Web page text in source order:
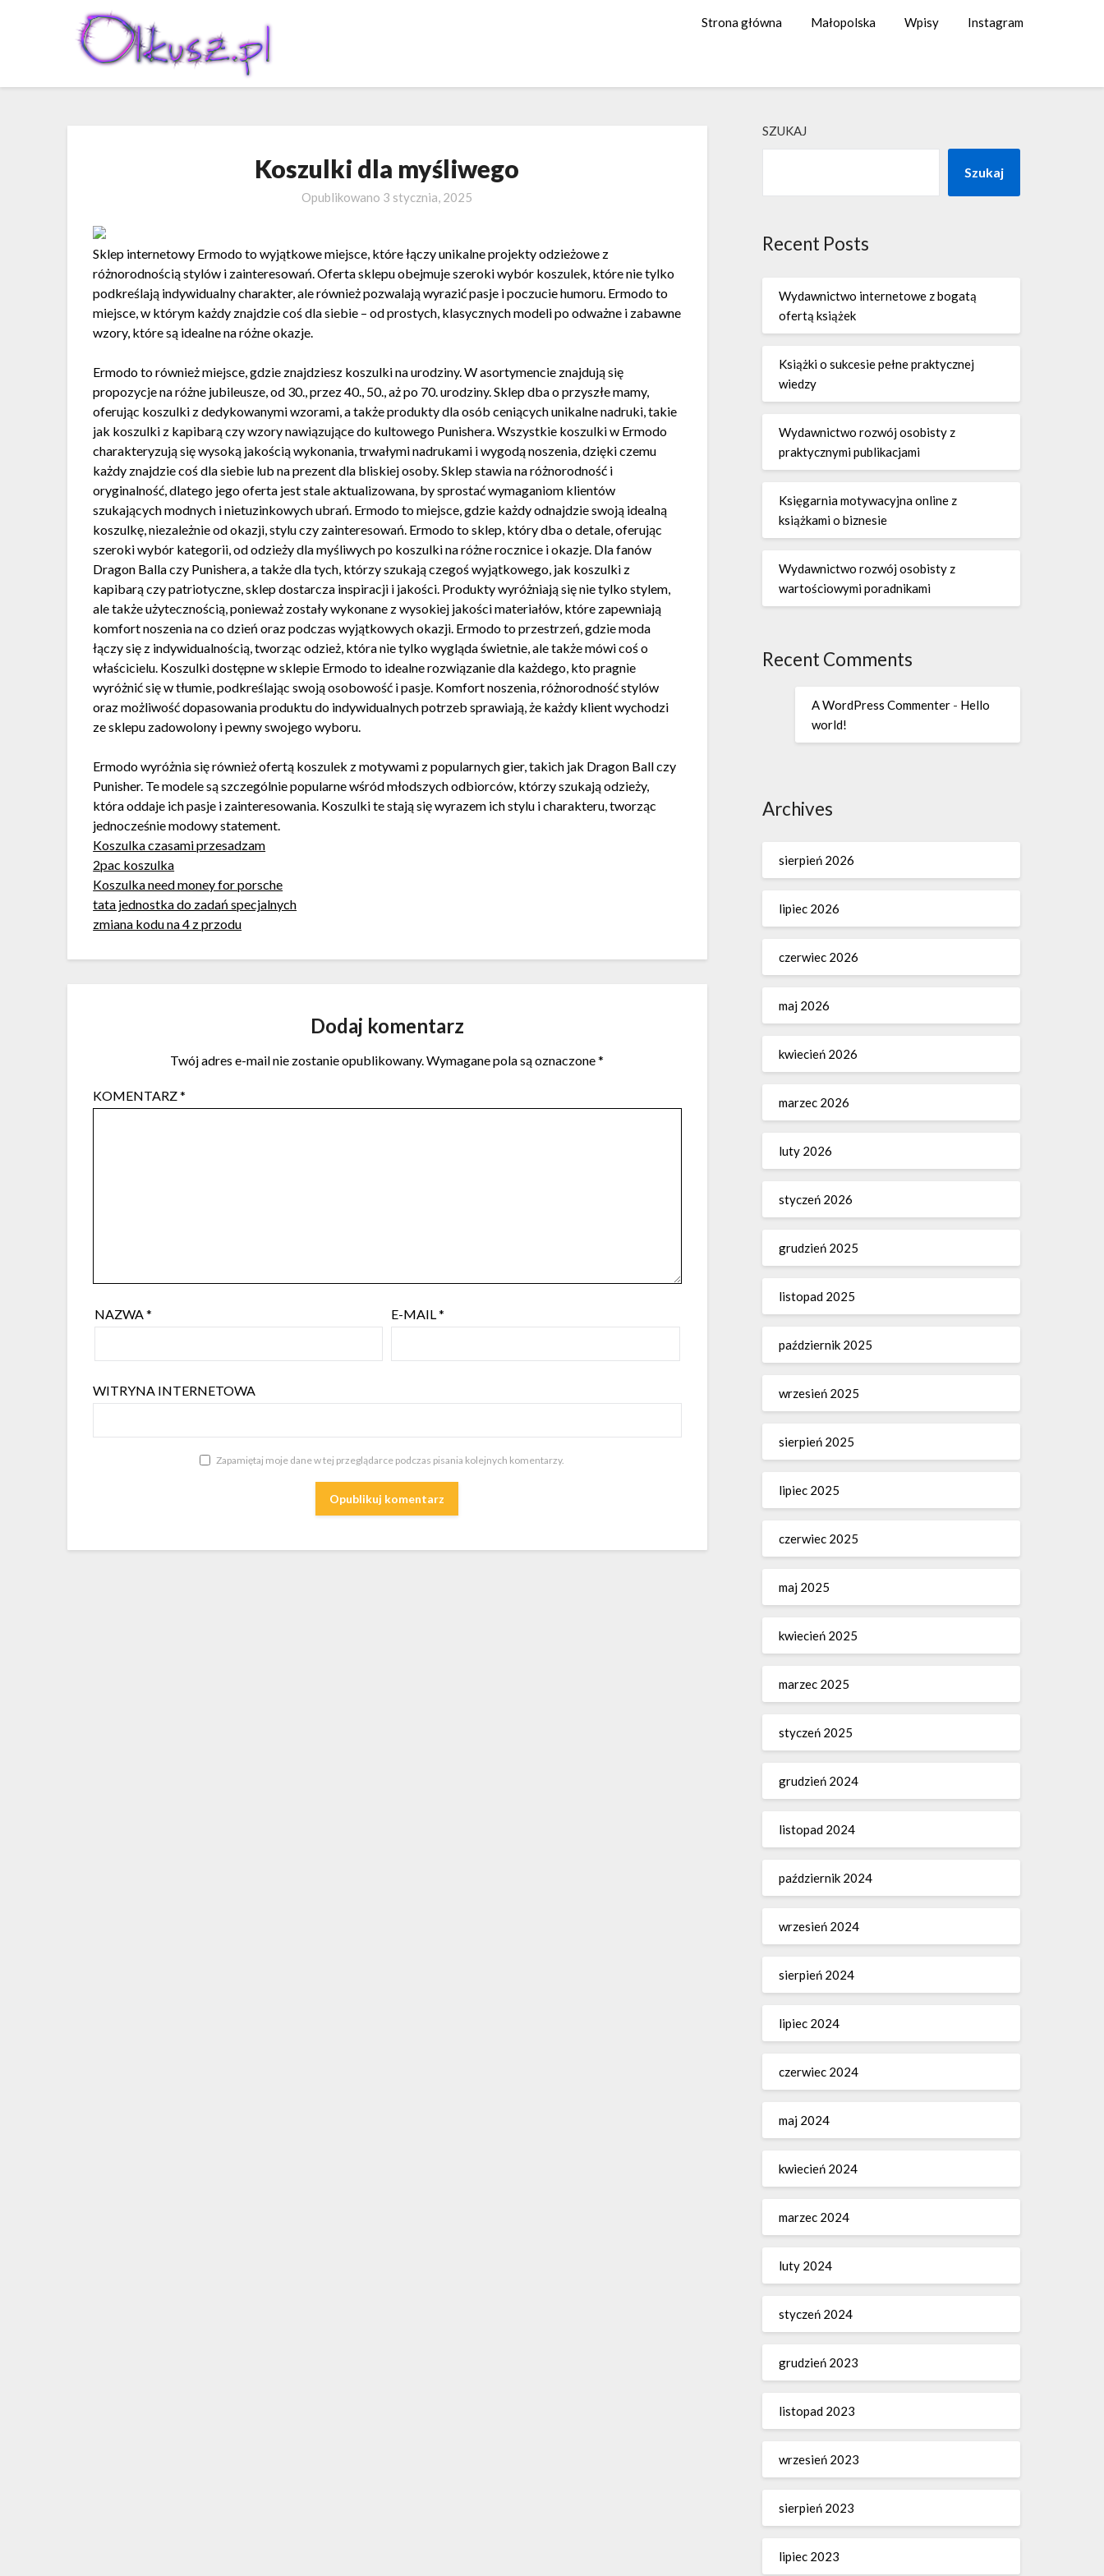
Strona główna Małopolska Wpisy Instagram
Koszulki dla myśliwego
Opublikowano 3 stycznia, 2025
Sklep internetowy Ermodo to wyjątkowe miejsce, które łączy unikalne projekty odzieżowe z
różnorodnością stylów i zainteresowań. Oferta sklepu obejmuje szeroki wybór koszulek, które nie tylko
podkreślają indywidualny charakter, ale również pozwalają wyrazić pasje i poczucie humoru. Ermodo to
miejsce, w którym każdy znajdzie coś dla siebie – od prostych, klasycznych modeli po odważne i zabawne
wzory, które są idealne na różne okazje.
Ermodo to również miejsce, gdzie znajdziesz koszulki na urodziny. W asortymencie znajdują się
propozycje na różne jubileusze, od 30., przez 40., 50., aż po 70. urodziny. Sklep dba o przyszłe mamy,
oferując koszulki z dedykowanymi wzorami, a także produkty dla osób ceniących unikalne nadruki, takie
jak koszulki z kapibarą czy wzory nawiązujące do kultowego Punishera. Wszystkie koszulki w Ermodo
charakteryzują się wysoką jakością wykonania, trwałymi nadrukami i wygodą noszenia, dzięki czemu
każdy znajdzie coś dla siebie lub na prezent dla bliskiej osoby. Sklep stawia na różnorodność i
oryginalność, dlatego jego oferta jest stale aktualizowana, by sprostać wymaganiom klientów
szukających modnych i nietuzinkowych ubrań. Ermodo to miejsce, gdzie każdy odnajdzie swoją idealną
koszulkę, niezależnie od okazji, stylu czy zainteresowań. Ermodo to sklep, który dba o detale, oferując
szeroki wybór kategorii, od odzieży dla myśliwych po koszulki na różne rocznice i okazje. Dla fanów
Dragon Balla czy Punishera, a także dla tych, którzy szukają czegoś wyjątkowego, jak koszulki z
kapibarą czy patriotyczne, sklep dostarcza inspiracji i jakości. Produkty wyróżniają się nie tylko stylem,
ale także użytecznością, ponieważ zostały wykonane z wysokiej jakości materiałów, które zapewniają
komfort noszenia na co dzień oraz podczas wyjątkowych okazji. Ermodo to przestrzeń, gdzie moda
łączy się z indywidualnością, tworząc odzież, która nie tylko wygląda świetnie, ale także mówi coś o
właścicielu. Koszulki dostępne w sklepie Ermodo to idealne rozwiązanie dla każdego, kto pragnie
wyróżnić się w tłumie, podkreślając swoją osobowość i pasje. Komfort noszenia, różnorodność stylów
oraz możliwość dopasowania produktu do indywidualnych potrzeb sprawiają, że każdy klient wychodzi
ze sklepu zadowolony i pewny swojego wyboru.
Ermodo wyróżnia się również ofertą koszulek z motywami z popularnych gier, takich jak Dragon Ball czy
Punisher. Te modele są szczególnie popularne wśród młodszych odbiorców, którzy szukają odzieży,
która oddaje ich pasje i zainteresowania. Koszulki te stają się wyrazem ich stylu i charakteru, tworząc
jednocześnie modowy statement.
Koszulka czasami przesadzam
2pac koszulka
Koszulka need money for porsche
tata jednostka do zadań specjalnych
zmiana kodu na 4 z przodu
Dodaj komentarz
Twój adres e-mail nie zostanie opublikowany.Wymagane pola są oznaczone*
KOMENTARZ*
NAZWA* E-MAIL*
WITRYNA INTERNETOWA
Zapamiętaj moje dane w tej przeglądarce podczas pisania kolejnych komentarzy.
SZUKAJ
Szukaj
Recent Posts
Wydawnictwo internetowe z bogatą
ofertą książek
Książki o sukcesie pełne praktycznej
wiedzy
Wydawnictwo rozwój osobisty z
praktycznymi publikacjami
Księgarnia motywacyjna online z
książkami o biznesie
Wydawnictwo rozwój osobisty z
wartościowymi poradnikami
Recent Comments
A WordPress Commenter- Hello
world!
Archives
sierpień 2026
lipiec 2026
czerwiec 2026
maj 2026
kwiecień 2026
marzec 2026
luty 2026
styczeń 2026
grudzień 2025
listopad 2025
październik 2025
wrzesień 2025
sierpień 2025
lipiec 2025
czerwiec 2025
maj 2025
kwiecień 2025
marzec 2025
styczeń 2025
grudzień 2024
listopad 2024
październik 2024
wrzesień 2024
sierpień 2024
lipiec 2024
czerwiec 2024
maj 2024
kwiecień 2024
marzec 2024
luty 2024
styczeń 2024
grudzień 2023
listopad 2023
wrzesień 2023
sierpień 2023
lipiec 2023